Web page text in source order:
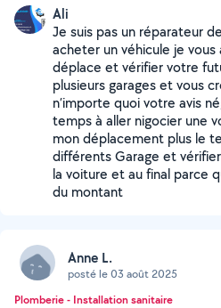
Ali
Je suis pas un réparateur
acheter un véhicule je
déplace et vérifier votre
plusieurs garages et vous
n’importe quoi votre avis
temps à aller nigocier une
mon déplacement plus le
différents Garage et
la voiture et au final parce
du montant
Anne L.
posté le 03 août 2025
Plomberie - Installation sanitaire